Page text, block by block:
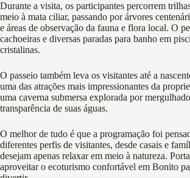
Durante a visita, os participantes percorrem
meio à mata ciliar, passando por árvores
e áreas de observação da fauna e flora local. O
cachoeiras e diversas paradas para banho em
cristalinas.
O passeio também leva os visitantes até a
uma das atrações mais impressionantes da
uma caverna submersa explorada por
transparência de suas águas.
O melhor de tudo é que a programação foi
diferentes perfis de visitantes, desde casais e
desejam apenas relaxar em meio à natureza.
aproveitar o ecoturismo confortável em Bonito